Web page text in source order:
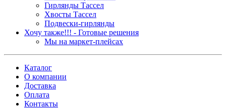
Гирлянды Тассел
Хвосты Тассел
Подвески-гирлянды
Хочу также!!! - Готовые решения
Мы на маркет-плейсах
Каталог
О компании
Доставка
Оплата
Контакты